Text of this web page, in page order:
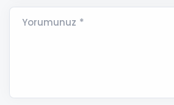
Yorumunuz *